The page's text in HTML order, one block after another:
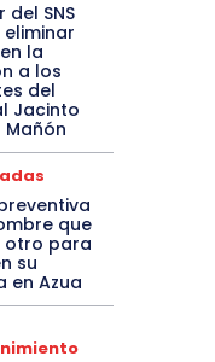
del SNS
la
a los
del
Jacinto
que
otro para
su
en Azua